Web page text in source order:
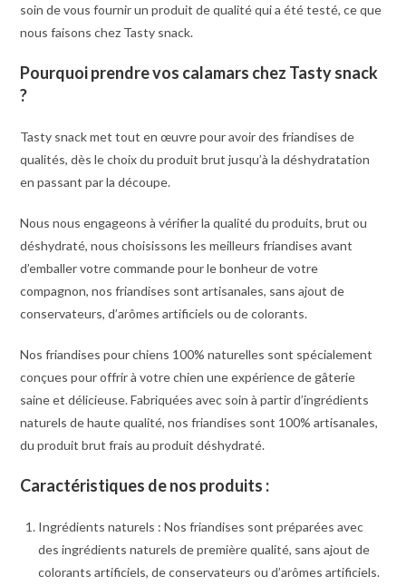
soin de vous fournir un produit de qualité qui a été testé, ce que
nous faisons chez Tasty snack.
Pourquoi prendre vos calamars chez Tasty snack
?
Tasty snack met tout en œuvre pour avoir des friandises de
qualités, dès le choix du produit brut jusqu’à la déshydratation
en passant par la découpe.
Nous nous engageons à vérifier la qualité du produits, brut ou
déshydraté, nous choisissons les meilleurs friandises avant
d’emballer votre commande pour le bonheur de votre
compagnon, nos friandises sont artisanales, sans ajout de
conservateurs, d’arômes artificiels ou de colorants.
Nos friandises pour chiens 100% naturelles sont spécialement
conçues pour offrir à votre chien une expérience de gâterie
saine et délicieuse. Fabriquées avec soin à partir d’ingrédients
naturels de haute qualité, nos friandises sont 100% artisanales,
du produit brut frais au produit déshydraté.
Caractéristiques de nos produits :
Ingrédients naturels : Nos friandises sont préparées avec
des ingrédients naturels de première qualité, sans ajout de
colorants artificiels, de conservateurs ou d’arômes artificiels.